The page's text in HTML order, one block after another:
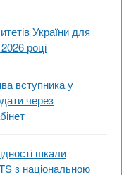
України для
році
вступника у
через
шкали
з національною